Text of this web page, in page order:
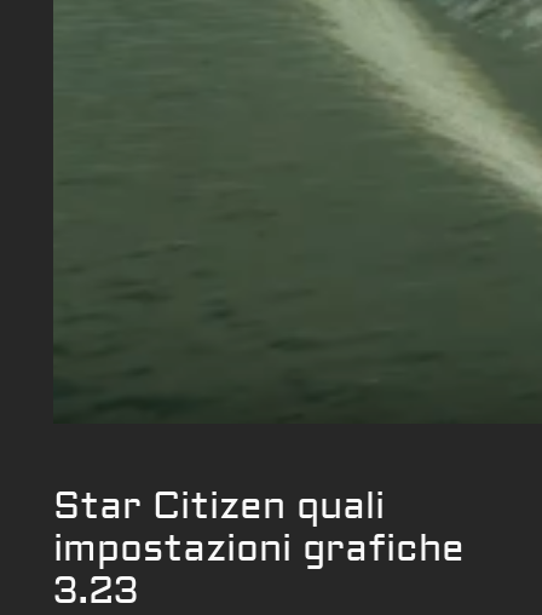
Star Citizen quali
impostazioni grafiche
3.23